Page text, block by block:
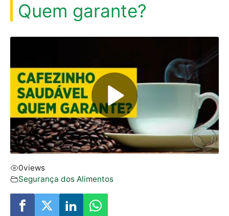
Quem garante?
0views
Segurança dos Alimentos